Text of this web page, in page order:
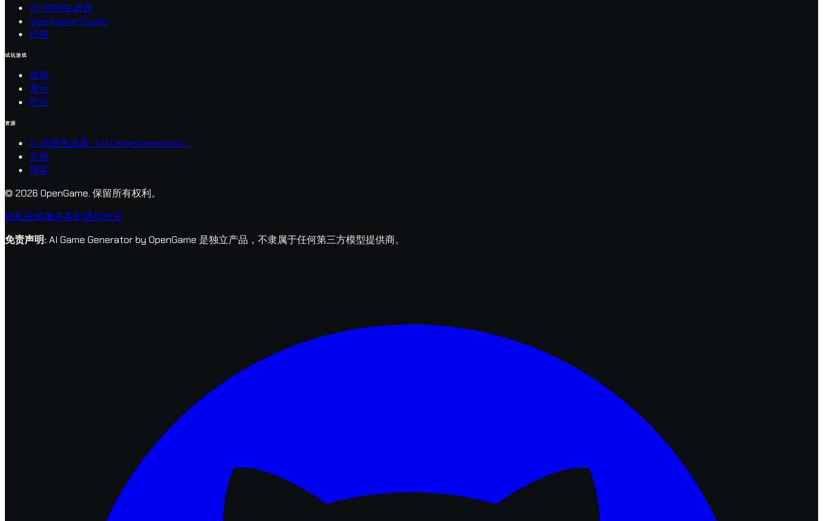
2D 游戏生成器
OpenGame Studio
价格
试玩游戏
游戏
展示
社区
资源
AI 游戏生成器（AI Game Generator）
文档
博客
© 2026 OpenGame. 保留所有权利。
隐私政策服务条款退款政策
免责声明: AI Game Generator by OpenGame 是独立产品，不隶属于任何第三方模型提供商。